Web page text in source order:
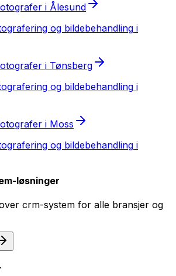
i Ålesund
og bildebehandling i
i Tønsberg
og bildebehandling i
i Moss
og bildebehandling i
-løsninger
crm-system for alle bransjer og